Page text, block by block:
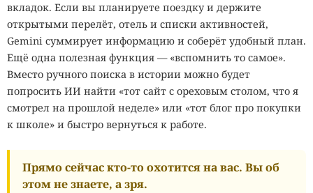
вкладок. Если вы планируете поездку и держите
открытыми перелёт, отель и списки активностей,
Gemini суммирует информацию и соберёт удобный план.
Ещё одна полезная функция — «вспомнить то самое».
Вместо ручного поиска в истории можно будет
попросить ИИ найти «тот сайт с ореховым столом, что я
смотрел на прошлой неделе» или «тот блог про покупки
к школе» и быстро вернуться к работе.
Прямо сейчас кто-то охотится на вас. Вы об
этом не знаете, а зря.